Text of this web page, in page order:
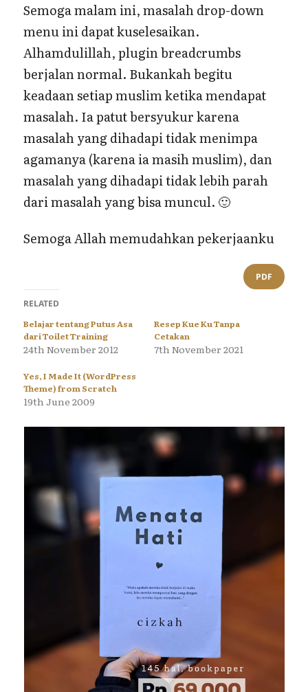
Semoga malam ini, masalah drop-down
menu ini dapat kuselesaikan.
Alhamdulillah, plugin breadcrumbs
berjalan normal. Bukankah begitu
keadaan setiap muslim ketika mendapat
masalah. Ia patut bersyukur karena
masalah yang dihadapi tidak menimpa
agamanya (karena ia masih muslim), dan
masalah yang dihadapi tidak lebih parah
dari masalah yang bisa muncul. 🙂
Semoga Allah memudahkan pekerjaanku
PDF
RELATED
Belajar tentang Putus Asa
dari Toilet Training
24th November 2012
Resep Kue Ku Tanpa
Cetakan
7th November 2021
Yes, I Made It (WordPress
Theme) from Scratch
19th June 2009